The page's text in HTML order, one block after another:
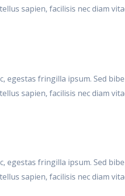
sapien, facilisis nec diam
egestas fringilla ipsum. Sed
sapien, facilisis nec diam
egestas fringilla ipsum. Sed
sapien, facilisis nec diam